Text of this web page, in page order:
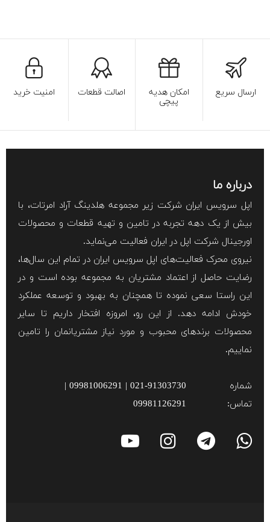
ارسال سریع امکان هدیه
پیچی
اصالت قطعات امنیت خرید
درباره ما
اپل سرویس ایران شرکت زیر مجموعه هلدینگ آراد امرتات، با
بیش از یک دهه تجربه در تامین و تهیه قطعات و محصولات
اورجینال شرکت اپل در ایران فعالیت می‌نماید.
نیروی محرک فعالیت‌های اپل سرویس ایران در تمام این سال‌ها،
رضایت حاصل از اعتماد مشتریان به مجموعه بوده است و در
این راستا سعی نموده تا همچنان به بهبود و توسعه عملکرد
خودش ادامه دهد. از این رو، امروزه افتخار داریم تا سایر
محصولات برند‌های محبوب و مورد نیاز مشتریانمان را تامین
نماییم.
شماره
تماس:
021-91303730 | 09981006291 |
09981126291